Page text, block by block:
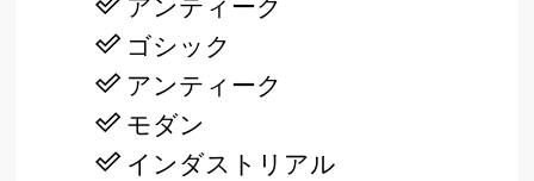
アンティーク
ゴシック
アンティーク
モダン
インダストリアル